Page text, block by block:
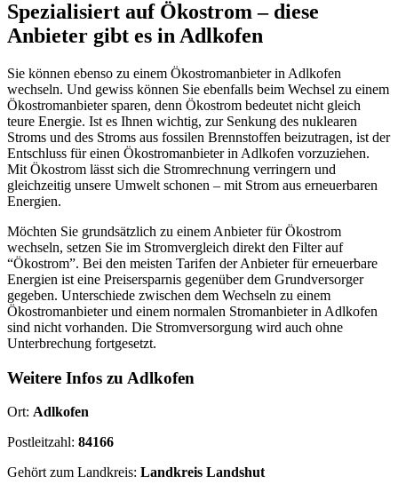
Spezialisiert auf Ökostrom – diese
Anbieter gibt es in Adlkofen
Sie können ebenso zu einem Ökostromanbieter in Adlkofen
wechseln. Und gewiss können Sie ebenfalls beim Wechsel zu einem
Ökostromanbieter sparen, denn Ökostrom bedeutet nicht gleich
teure Energie. Ist es Ihnen wichtig, zur Senkung des nuklearen
Stroms und des Stroms aus fossilen Brennstoffen beizutragen, ist der
Entschluss für einen Ökostromanbieter in Adlkofen vorzuziehen.
Mit Ökostrom lässt sich die Stromrechnung verringern und
gleichzeitig unsere Umwelt schonen – mit Strom aus erneuerbaren
Energien.
Möchten Sie grundsätzlich zu einem Anbieter für Ökostrom
wechseln, setzen Sie im Stromvergleich direkt den Filter auf
“Ökostrom”. Bei den meisten Tarifen der Anbieter für erneuerbare
Energien ist eine Preisersparnis gegenüber dem Grundversorger
gegeben. Unterschiede zwischen dem Wechseln zu einem
Ökostromanbieter und einem normalen Stromanbieter in Adlkofen
sind nicht vorhanden. Die Stromversorgung wird auch ohne
Unterbrechung fortgesetzt.
Weitere Infos zu Adlkofen
Ort: Adlkofen
Postleitzahl: 84166
Gehört zum Landkreis: Landkreis Landshut